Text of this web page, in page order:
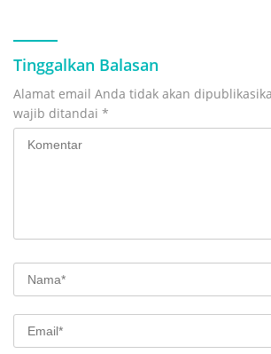
Tinggalkan Balasan
Alamat email Anda tidak akan
wajib ditandai *